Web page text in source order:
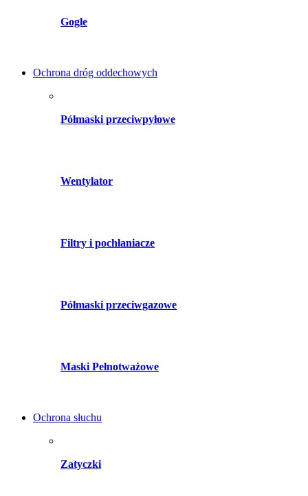
Gogle
Ochrona dróg oddechowych
Półmaski przeciwpyłowe
Wentylator
Filtry i pochłaniacze
Półmaski przeciwgazowe
Maski Pełnotważowe
Ochrona słuchu
Zatyczki